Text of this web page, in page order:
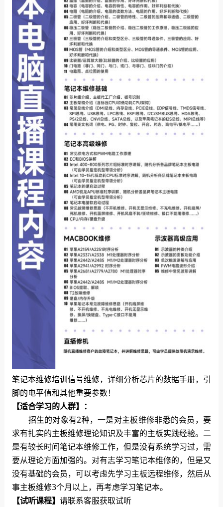
笔记本维修培训信号维修，详细分析芯片的数据手册，引
脚的电平值和其他重要参数！
【适合学习的人群】：
招生的对象有2种，一是对主板维修非悉的会员，要
求有扎实的主板维修理论知识及丰富的主板实践经验。二
是有较长时间笔记本维修工作，但是没有系统学习过，需
要从理论方面加强的。对有志学习笔记本维修的，但是又
没有基础的会员，可以考虑先学习主板远程维修，然后从
事主板维修3个月以上，再考虑学习笔记本。
【试听课程】 请联系客服获取试听